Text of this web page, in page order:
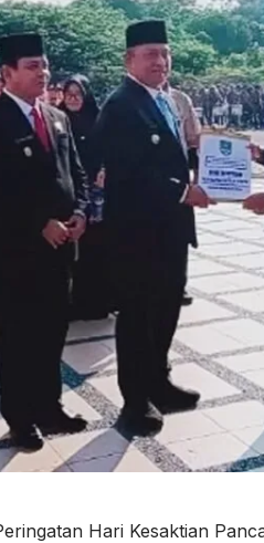
Hari Kesaktian